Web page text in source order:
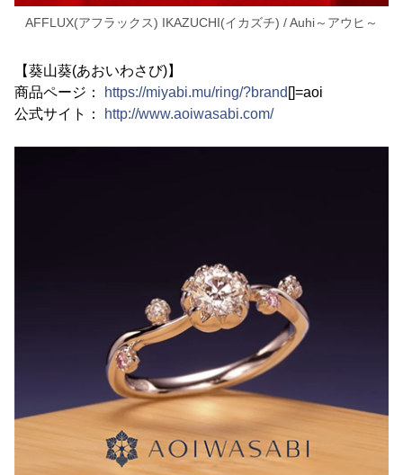
AFFLUX(アフラックス) IKAZUCHI(イカズチ) / Auhi～アウヒ～
【葵山葵(あおいわさび)】
商品ページ：
https://miyabi.mu/ring/?brand []=aoi
公式サイト：
http://www.aoiwasabi.com/